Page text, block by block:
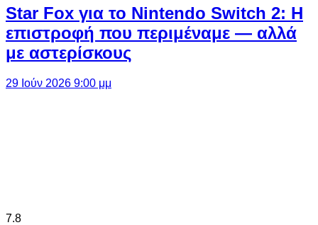
Star Fox για το Nintendo Switch 2: Η
επιστροφή που περιμέναμε — αλλά
με αστερίσκους
29 Ιούν 2026 9:00 μμ
7.8